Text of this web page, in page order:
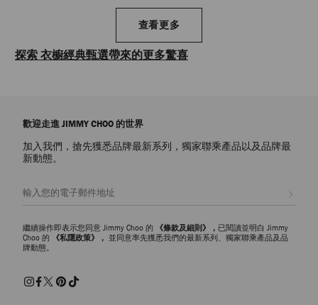
查看更多
探索 衣櫥經典甄選帶來的更多驚喜
華飾面和多姿多彩的設計，令標誌性作品煥然一新。 散發永恆魅力
的時尚設計單品，絕對是 Jimmy Choo 的經典傑作。
歡迎走進 JIMMY CHOO 的世界
加入我們，搶先獲悉品牌最新系列，獨家聯乘產品以及品牌最
新動態。
繼續操作即表示您同意 Jimmy Choo 的 《條款及細則》， 已閱讀並明白 Jimmy
Choo 的
《私隱政策》， 並同意率先獲悉我們的最新系列、獨家聯乘產品及品
牌動態。